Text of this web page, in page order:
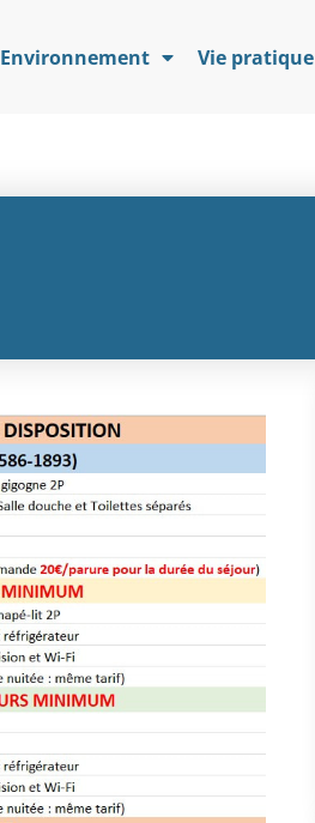
Environnement Vie pratique